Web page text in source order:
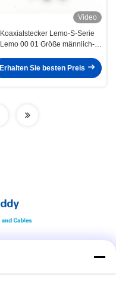
Video
Koaxialstecker Lemo-S-Serie
Lemo 00 01 Größe männlich-
Massepunkt
Erhalten Sie besten Preis